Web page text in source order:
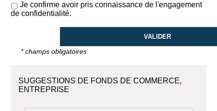
Je confirme avoir pris connaissance de l'engagement
de confidentialité.
* champs obligatoires
SUGGESTIONS DE FONDS DE COMMERCE,
ENTREPRISE